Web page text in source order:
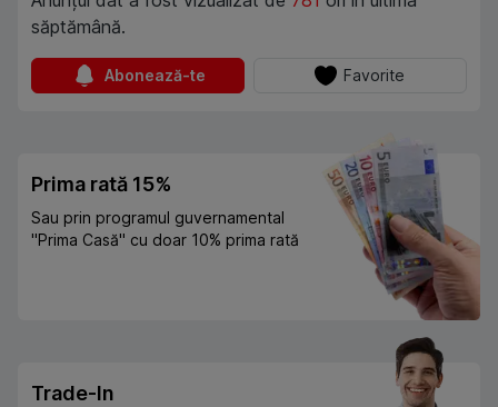
săptămână.
Abonează-te Favorite
Prima rată 15%
Sau prin programul guvernamental
"Prima Casă" cu doar 10% prima rată
Trade-In